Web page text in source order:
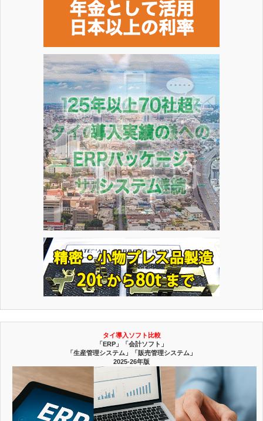
タイ導入ソフト比較
「ERP」「会計ソフト」
「生産管理システム」「販売管理システム」
2025-26年版